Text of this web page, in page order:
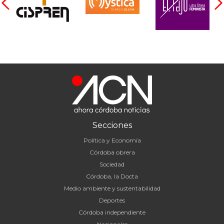
Secciones
Política y Economía
Córdoba obrera
Sociedad
Córdoba, la Docta
Medio ambiente y sustentabilidad
Deportes
Córdoba independiente